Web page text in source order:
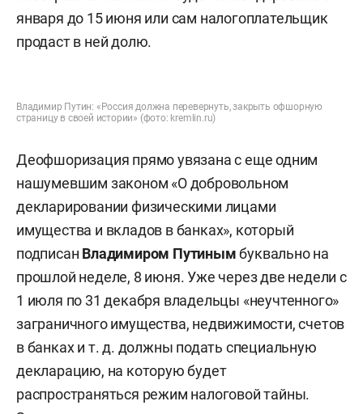
января до 15 июня или сам налогоплательщик
продаст в ней долю.
Владимир Путин: «Россия должна перевернуть, закрыть офшорную
страницу в своей истории» (фото: kremlin.ru)
Деофшоризация прямо увязана с еще одним
нашумевшим законом «О добровольном
декларировании физическими лицами
имущества и вкладов в банках», который
подписан Владимиром Путинымбуквально на
прошлой неделе, 8 июня. Уже через две недели с
1 июля по 31 декабря владельцы «неучтенного»
заграничного имущества, недвижимости, счетов
в банках и т. д. должны подать специальную
декларацию, на которую будет
распространяться режим налоговой тайны.